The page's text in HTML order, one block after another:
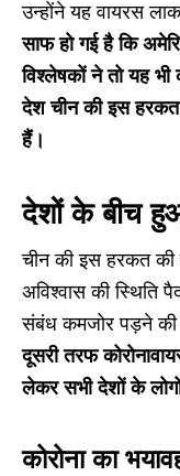
उन्होंने यह वायरस
साफ हो गई है कि
विश्लेषकों ने तो यह
देश चीन की इस
हैं।
देशों के बीच
चीन की इस हरकत
अविश्वास की स्थिति
संबंध कमजोर पड़ने की
दूसरी तरफ
लेकर सभी देशों के
कोरोना का